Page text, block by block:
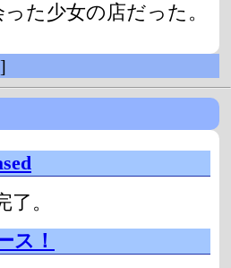
た少女の店だった。
]
。
ス！